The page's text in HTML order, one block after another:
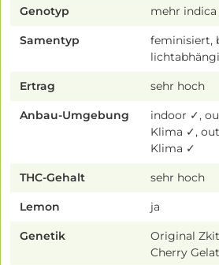
Genotyp mehr indica
Samentyp
feminisiert,
Ertrag sehr hoch
Anbau-Umgebung
indoor ✓,
Klima ✓,
Klima ✓
THC-Gehalt sehr hoch
Lemon ja
Genetik
Original
Cherry